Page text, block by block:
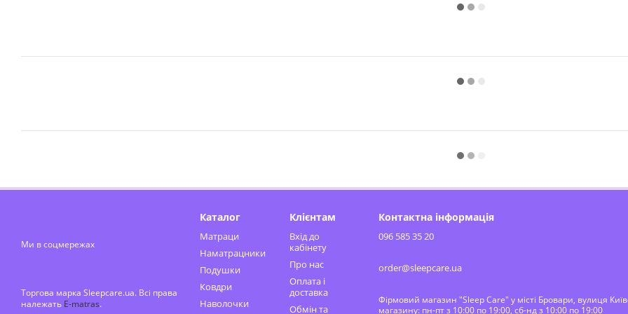
Ми в соцмережах
Торгова марка Sleepcare.ua. Всі права
належать E-matras.
Каталог
Матраци
Наматрацники
Подушки
Ковдри
Наволочки
Клієнтам
Вхід до
кабінету
Про нас
Оплата і
доставка
Обмін та
Контактна інформація
096 585 35 20
order@sleepcare.ua
Фірмовий магазин "Sleep Care" у місті Бровари, вулиця
магазину: пн-пт з 10:00 по 19:00, сб-нд з 10:00 по 19:00